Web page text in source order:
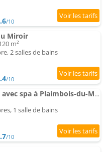
/10
Miroir
m²
2 salles de bains
/10
Appartement cosy avec spa à Plaimbois-du-Miroir, 70 m²
1 salle de bains
/10